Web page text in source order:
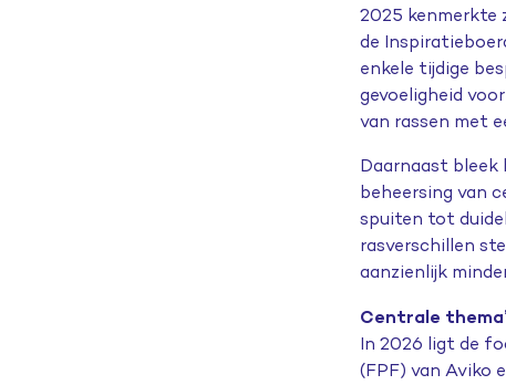
2025 kenmerkte
de
enkele tijdige
gevoeligheid
van rassen met
Daarnaast
beheersing van
spuiten tot
rasverschillen
aanzienlijk
Centrale
In 2026 ligt de
(FPF) van Aviko